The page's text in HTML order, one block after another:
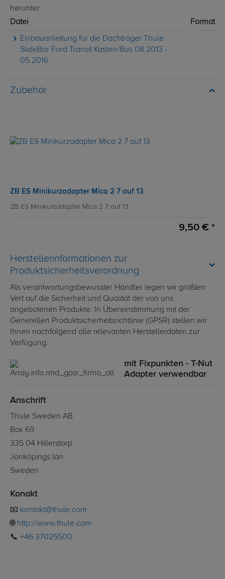
herunter.
Datei
Format
Einbauanleitung für die Dachträger Thule
SlideBar Ford Transit Kasten/Bus 08.2013 -
05.2016
Zubehör
ZB ES Minikurzadapter Mica 2 7 auf 13
ZB ES Minikurzadapter Mica 2 7 auf 13
9,50 € *
Herstellerinformationen zur
Produktsicherheitsverordnung
Als verantwortungsbewusster Händler legen wir größten
Vert auf die Sicherheit und Qualität der von uns
angebotenen Produkte. In Übereinstimmung mit der
Generellen Produktsicherheitsrichtlinie (GPSR) stellen wir
Ihnen nachfolgend alle relevanten Herstellerdaten zur
Verfügung:
mit Fixpunkten - T-Nut
Adapter verwendbar
Anschrift
Thule Sweden AB
Box 69
335 04 Hillerstorp
Jönköpings län
Sweden
Konakt
📧 kontakt@thule.com
🌐 http://www.thule.com
📞 +46 37025500